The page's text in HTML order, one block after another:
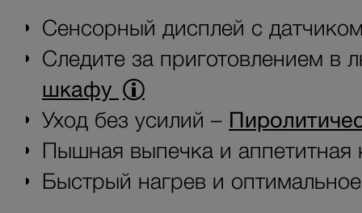
Сенсорный дисплей с
Следите за приготовлением в
шкафу
Уход без усилий –
Пышная выпечка и
Быстрый нагрев и